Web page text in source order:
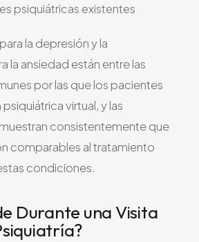
psiquiátricas existentes
la depresión y la
la ansiedad están entre las
por las que los pacientes
virtual, y las
consistentemente que
comparables al tratamiento
condiciones.
Durante una Visita